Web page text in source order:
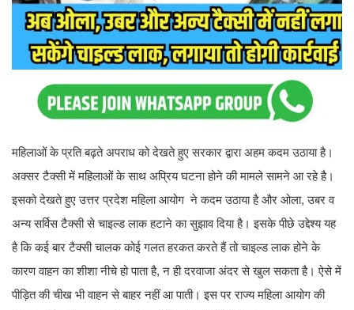
महिलाओं के प्रति बढ़ते अपराध को देखते हुए सरकार द्वारा अहम कदम उठाया है।
अक्सर टैक्सी में महिलाओं के साथ अप्रिय घटना होने की मामले सामने आ रहे है।
इसको देखते हुए उत्तर प्रदेश महिला आयोग ने कदम उठाया है और ओला, उबर व
अन्य सर्विस टैक्सी से चाइल्ड लाक हटाने का सुझाव दिया है। इसके पीछे उद्देश्य यह
है कि कई बार टैक्सी चालक कोई गलत हरकत करते हैं तो चाइल्ड लाक होने के
कारण वाहन का शीशा नीचे हो पाता है, न ही दरवाजा अंदर से खुल सकता है। ऐसे में
पीड़ित की चीख भी वाहन से बाहर नहीं आ पाती। इस पर राज्य महिला आयोग की